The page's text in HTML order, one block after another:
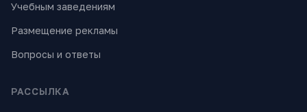
Учебным заведениям
Размещение рекламы
Вопросы и ответы
РАССЫЛКА